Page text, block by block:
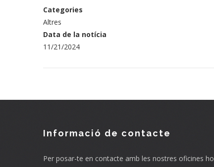
Categories
Altres
Data de la notícia
11/21/2024
Informació de contacte
Per posar-te en contacte amb les nostres oficines ho